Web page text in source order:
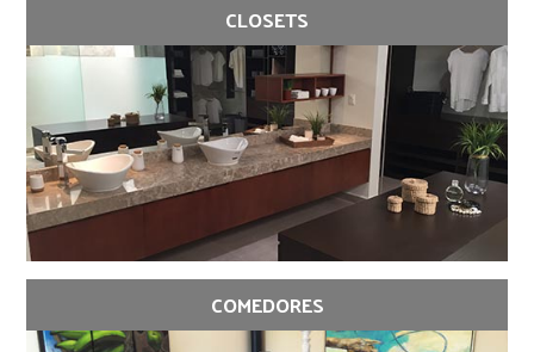
CLOSETS
COMEDORES